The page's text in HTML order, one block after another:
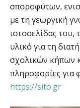
σποροφύτων,
με τη γεωργική
ιστοσελίδας του,
υλικό για τη
σχολικών κήπων
πληροφορίες για
https://sito.gr